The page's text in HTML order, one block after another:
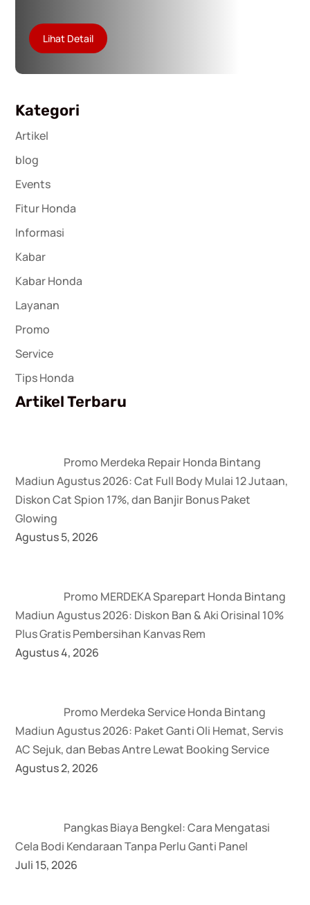
Lihat Detail
Kategori
Artikel
blog
Events
Fitur Honda
Informasi
Kabar
Kabar Honda
Layanan
Promo
Service
Tips Honda
Artikel Terbaru
Promo Merdeka Repair Honda Bintang
Madiun Agustus 2026: Cat Full Body Mulai 12 Jutaan,
Diskon Cat Spion 17%, dan Banjir Bonus Paket
Glowing
Agustus 5, 2026
Promo MERDEKA Sparepart Honda Bintang
Madiun Agustus 2026: Diskon Ban & Aki Orisinal 10%
Plus Gratis Pembersihan Kanvas Rem
Agustus 4, 2026
Promo Merdeka Service Honda Bintang
Madiun Agustus 2026: Paket Ganti Oli Hemat, Servis
AC Sejuk, dan Bebas Antre Lewat Booking Service
Agustus 2, 2026
Pangkas Biaya Bengkel: Cara Mengatasi
Cela Bodi Kendaraan Tanpa Perlu Ganti Panel
Juli 15, 2026